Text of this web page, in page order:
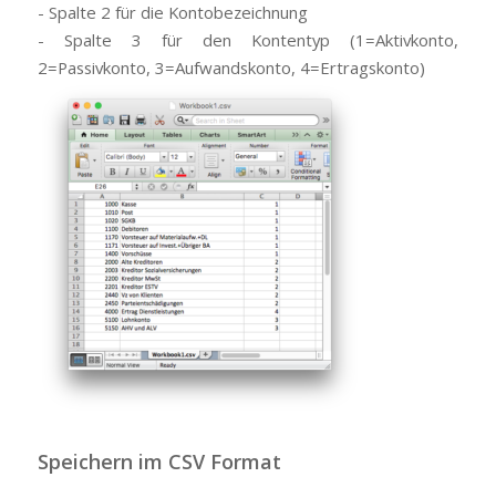
- Spalte 2 für die Kontobezeichnung
- Spalte 3 für den Kontentyp (1=Aktivkonto,
2=Passivkonto, 3=Aufwandskonto, 4=Ertragskonto)
Speichern im CSV Format